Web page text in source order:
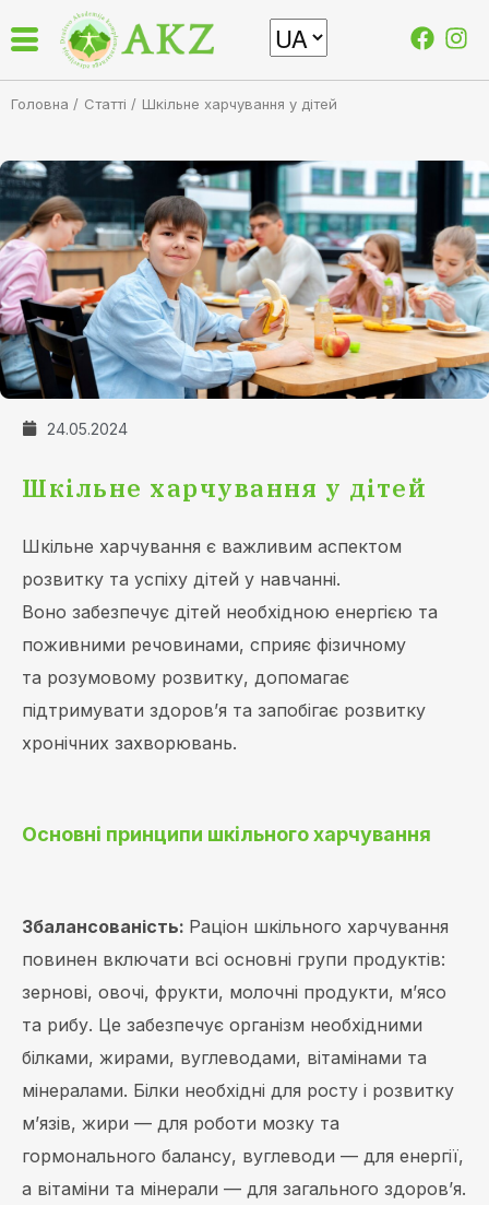
Головна / Статті / Шкільне харчування у дітей
24.05.2024
Шкільне харчування у дітей
Шкільне харчування є важливим аспектом
розвитку та успіху дітей у навчанні.
Воно забезпечує дітей необхідною енергією та
поживними речовинами, сприяє фізичному
та розумовому розвитку, допомагає
підтримувати здоров’я та запобігає розвитку
хронічних захворювань.
Основні принципи шкільного харчування
Збалансованість: Раціон шкільного харчування
повинен включати всі основні групи продуктів:
зернові, овочі, фрукти, молочні продукти, м’ясо
та рибу. Це забезпечує організм необхідними
білками, жирами, вуглеводами, вітамінами та
мінералами. Білки необхідні для росту і розвитку
м’язів, жири — для роботи мозку та
гормонального балансу, вуглеводи — для енергії,
а вітаміни та мінерали — для загального здоров’я.